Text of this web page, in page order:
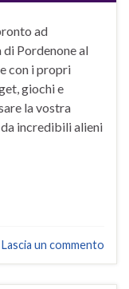
ad
Pordenone al
con i propri
giochi e
la vostra
incredibili alieni
Lascia un commento